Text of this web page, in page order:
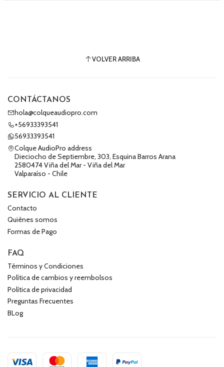
VOLVER ARRIBA
CONTÁCTANOS
hola@colqueaudiopro.com
+56933393541
56933393541
Colque AudioPro address
Dieciocho de Septiembre, 303, Esquina Barros Arana
2580474 Viña del Mar - Viña del Mar
Valparaíso - Chile
SERVICIO AL CLIENTE
Contacto
Quiénes somos
Formas de Pago
FAQ
Términos y Condiciones
Política de cambios y reembolsos
Política de privacidad
Preguntas Frecuentes
BLog